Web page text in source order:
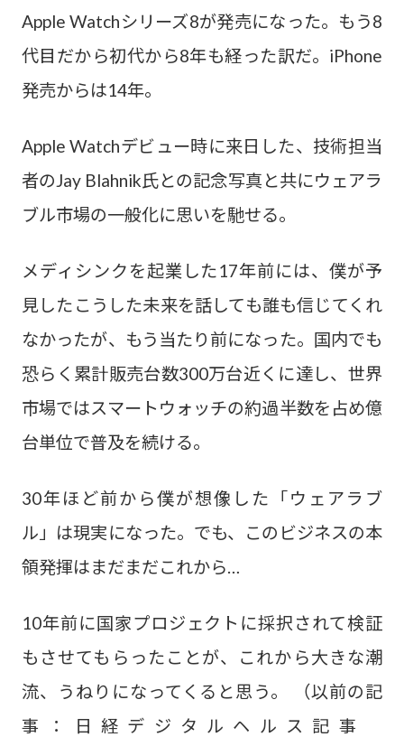
Apple Watchシリーズ8が発売になった。もう8
代目だから初代から8年も経った訳だ。iPhone
発売からは14年。
Apple Watchデビュー時に来日した、技術担当
者のJay Blahnik氏との記念写真と共にウェアラ
ブル市場の一般化に思いを馳せる。
メディシンクを起業した17年前には、僕が予
見したこうした未来を話しても誰も信じてくれ
なかったが、もう当たり前になった。国内でも
恐らく累計販売台数300万台近くに達し、世界
市場ではスマートウォッチの約過半数を占め億
台単位で普及を続ける。
30年ほど前から僕が想像した「ウェアラブ
ル」は現実になった。でも、このビジネスの本
領発揮はまだまだこれから…
10年前に国家プロジェクトに採択されて検証
もさせてもらったことが、これから大きな潮
流、うねりになってくると思う。 （以前の記
事：日経デジタルヘルス記事